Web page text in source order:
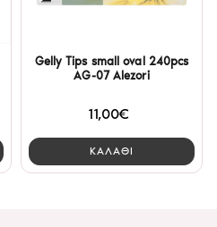
Gelly Tips small oval 240pcs
AG-07 Alezori
11,00€
ΚΑΛΑΘΙ